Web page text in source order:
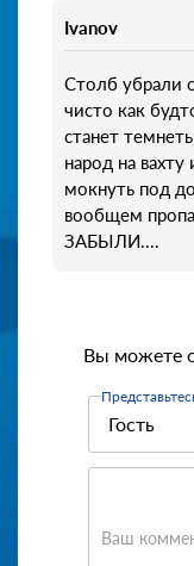
Ivanov
Столб убрали
чисто как
станет
народ на
мокнуть под
вообщем
ЗАБЫЛИ....
Вы можете
Ваш